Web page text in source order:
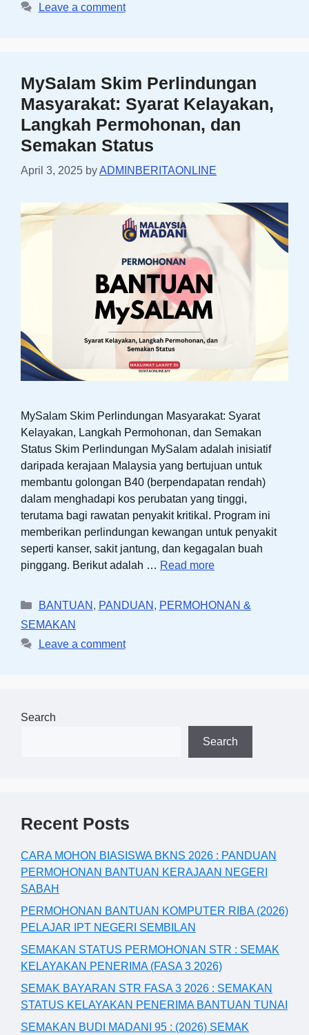
Leave a comment
MySalam Skim Perlindungan
Masyarakat: Syarat Kelayakan,
Langkah Permohonan, dan
Semakan Status
April 3, 2025 byADMINBERITAONLINE
MySalam Skim Perlindungan Masyarakat: Syarat
Kelayakan, Langkah Permohonan, dan Semakan
Status Skim Perlindungan MySalam adalah inisiatif
daripada kerajaan Malaysia yang bertujuan untuk
membantu golongan B40 (berpendapatan rendah)
dalam menghadapi kos perubatan yang tinggi,
terutama bagi rawatan penyakit kritikal. Program ini
memberikan perlindungan kewangan untuk penyakit
seperti kanser, sakit jantung, dan kegagalan buah
pinggang. Berikut adalah … Read more
Categories
BANTUAN , PANDUAN , PERMOHONAN &
SEMAKAN
Leave a comment
Search
Search
Recent Posts
CARA MOHON BIASISWA BKNS 2026 : PANDUAN
PERMOHONAN BANTUAN KERAJAAN NEGERI
SABAH
PERMOHONAN BANTUAN KOMPUTER RIBA (2026)
PELAJAR IPT NEGERI SEMBILAN
SEMAKAN STATUS PERMOHONAN STR : SEMAK
KELAYAKAN PENERIMA (FASA 3 2026)
SEMAK BAYARAN STR FASA 3 2026 : SEMAKAN
STATUS KELAYAKAN PENERIMA BANTUAN TUNAI
SEMAKAN BUDI MADANI 95 : (2026) SEMAK